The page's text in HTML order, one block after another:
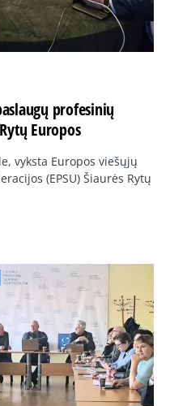
profesinių
Europos
vyksta Europos viešųjų
(EPSU) Šiaurės Rytų